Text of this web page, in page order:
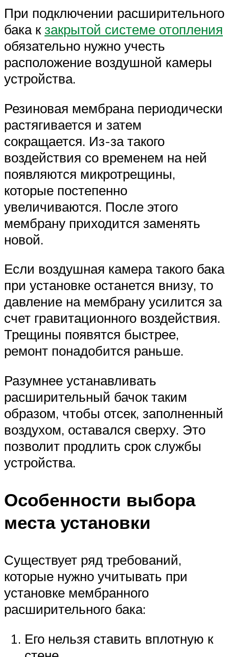
При подключении расширительного
бака кзакрытой системе отопления
обязательно нужно учесть
расположение воздушной камеры
устройства.
Резиновая мембрана периодически
растягивается и затем
сокращается. Из-за такого
воздействия со временем на ней
появляются микротрещины,
которые постепенно
увеличиваются. После этого
мембрану приходится заменять
новой.
Если воздушная камера такого бака
при установке останется внизу, то
давление на мембрану усилится за
счет гравитационного воздействия.
Трещины появятся быстрее,
ремонт понадобится раньше.
Разумнее устанавливать
расширительный бачок таким
образом, чтобы отсек, заполненный
воздухом, оставался сверху. Это
позволит продлить срок службы
устройства.
Особенности выбора
места установки
Существует ряд требований,
которые нужно учитывать при
установке мембранного
расширительного бака:
Его нельзя ставить вплотную к